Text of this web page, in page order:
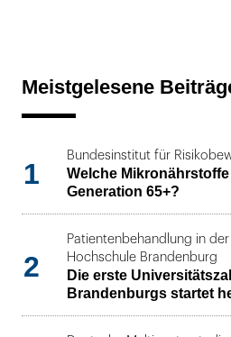
Meistgelesene
1
Bundesinstitut für
Welche
Generation 65+?
2
Patientenbehandlung in
Hochschule Brandenburg
Die erste
Brandenburgs startet